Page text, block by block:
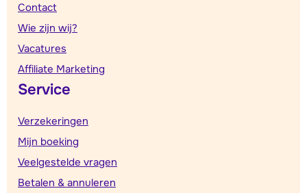
Contact
Wie zijn wij?
Vacatures
Affiliate Marketing
Service
Verzekeringen
Mijn boeking
Veelgestelde vragen
Betalen & annuleren